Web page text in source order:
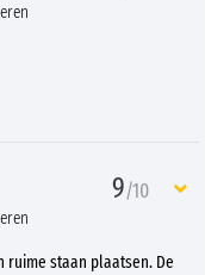
9/10
ruime staan plaatsen. De